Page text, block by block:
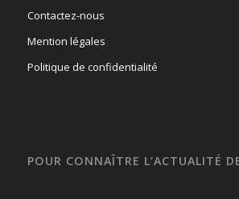
Contactez-nous
Mention légales
Politique de confidentialité
POUR CONNAÎTRE L’ACTUALITÉ